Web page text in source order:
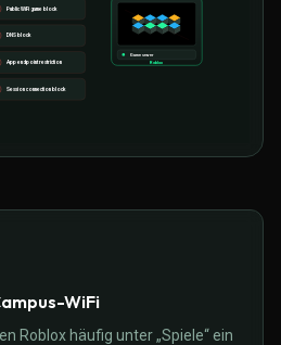
Public WiFi game block
DNS block
App endpoint restriction
Session connection block
Game server
Roblox
WiFi
Roblox häufig unter „Spiele“ ein